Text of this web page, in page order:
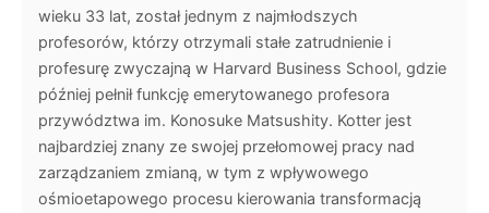
wieku 33 lat, został jednym z najmłodszych
profesorów, którzy otrzymali stałe zatrudnienie i
profesurę zwyczajną w Harvard Business School, gdzie
później pełnił funkcję emerytowanego profesora
przywództwa im. Konosuke Matsushity. Kotter jest
najbardziej znany ze swojej przełomowej pracy nad
zarządzaniem zmianą, w tym z wpływowego
ośmioetapowego procesu kierowania transformacją